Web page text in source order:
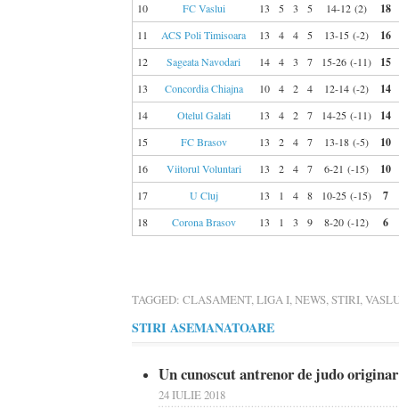
10 FC Vaslui 13 5 3 5 14-12 (2) 18
11 ACS Poli Timisoara 13 4 4 5 13-15 (-2) 16
12 Sageata Navodari 14 4 3 7 15-26 (-11) 15
13 Concordia Chiajna 10 4 2 4 12-14 (-2) 14
14 Otelul Galati 13 4 2 7 14-25 (-11) 14
15 FC Brasov 13 2 4 7 13-18 (-5) 10
16 Viitorul Voluntari 13 2 4 7 6-21 (-15) 10
17 U Cluj 13 1 4 8 10-25 (-15) 7
18 Corona Brasov 13 1 3 9 8-20 (-12) 6
TAGGED: CLASAMENT,LIGA I,NEWS,STIRI,
STIRI ASEMANATOARE
Un cunoscut antrenor de judo
24 IULIE 2018